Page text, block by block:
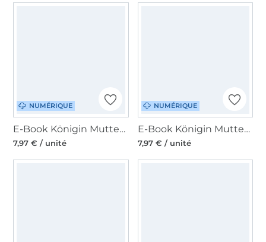
NUMÉRIQUE
E-Book Königin Mutter Stillkleid - Tunika Letizia, en allemand
7,97 € / unité
NUMÉRIQUE
E-Book Königin Mutter Umstandskleid, Tunika Eugenie, en allemand
7,97 € / unité